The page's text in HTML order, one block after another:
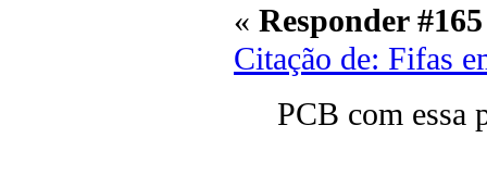
« Responder
Citação de: Fifas
PCB com essa